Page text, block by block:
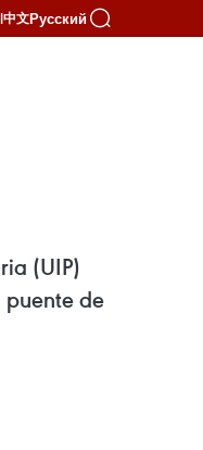
中文Русский
(UIP)
de